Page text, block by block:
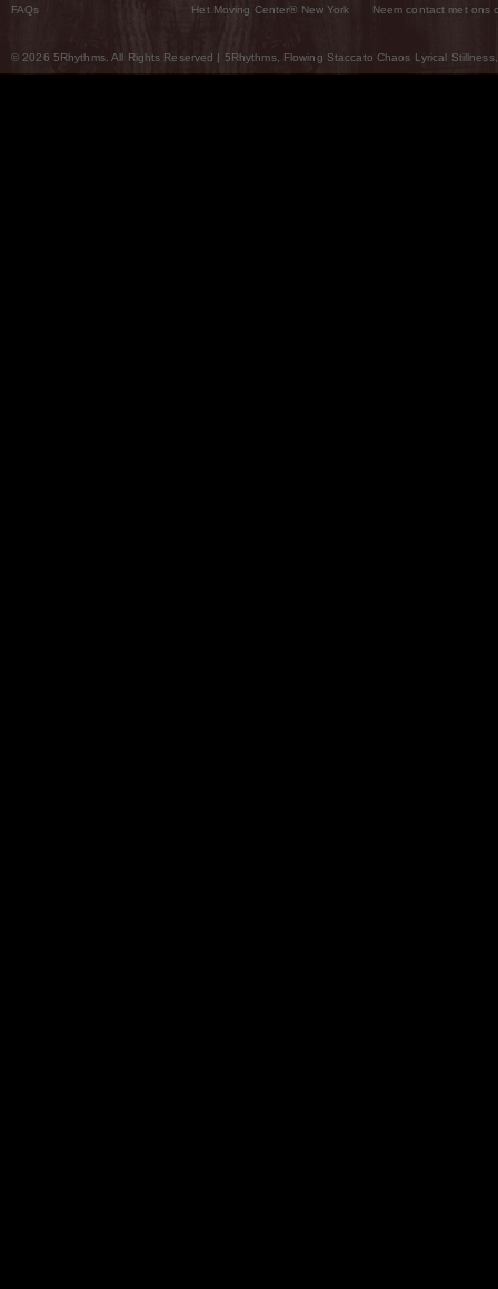
FAQs Het Moving Center® New York Neem contact met ons
© 2026 5Rhythms. All Rights Reserved | 5Rhythms, Flowing Staccato Chaos Lyrical